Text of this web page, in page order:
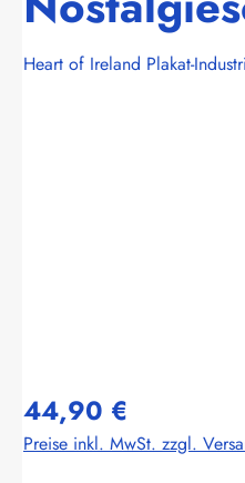
Heart of Ireland Plakat-
44,90 €
Preise inkl. MwSt. zzgl.